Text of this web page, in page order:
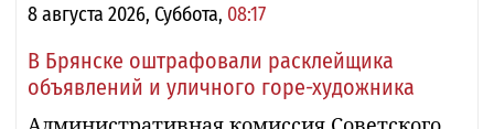
8 августа 2026, Суббота, 08:17
В Брянске оштрафовали расклейщика
объявлений и уличного горе-художника